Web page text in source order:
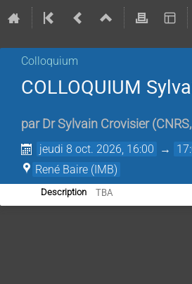
Colloquium
COLLOQUIUM
par Dr Sylvain Crovisier (
jeudi 8 oct. 2026, 16:00 →
René Baire (IMB)
Description TBA